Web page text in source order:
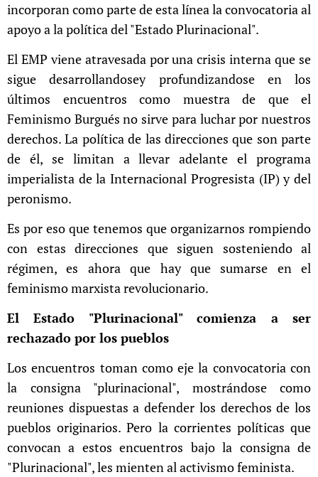
incorporan como parte de esta línea la convocatoria al
apoyo a la política del "Estado Plurinacional".
El EMP viene atravesada por una crisis interna que se
sigue desarrollandosey profundizandose en los
últimos encuentros como muestra de que el
Feminismo Burgués no sirve para luchar por nuestros
derechos. La política de las direcciones que son parte
de él, se limitan a llevar adelante el programa
imperialista de la Internacional Progresista (IP) y del
peronismo.
Es por eso que tenemos que organizarnos rompiendo
con estas direcciones que siguen sosteniendo al
régimen, es ahora que hay que sumarse en el
feminismo marxista revolucionario.
El Estado "Plurinacional" comienza a ser
rechazado por los pueblos
Los encuentros toman como eje la convocatoria con
la consigna "plurinacional", mostrándose como
reuniones dispuestas a defender los derechos de los
pueblos originarios. Pero la corrientes políticas que
convocan a estos encuentros bajo la consigna de
"Plurinacional", les mienten al activismo feminista.